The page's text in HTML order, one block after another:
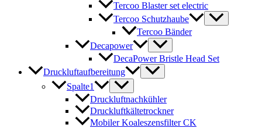
Tercoo Blaster set electric
Tercoo Schutzhaube
Tercoo Bänder
Decapower
DecaPower Bristle Head Set
Druckluftaufbereitung
Spalte1
Druckluftnachkühler
Druckluftkältetrockner
Mobiler Koaleszensfilter CK